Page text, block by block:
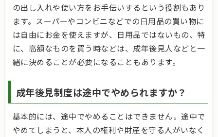
の出し入れや使い方をお手伝いするという役割もあり
ます。スーパーやコンビニなどでの日用品の買い物に
は自由にお金を使えますが、日用品ではないもの、特
に、高額なものを買う時などは、成年後見人などと一
緒に決めることが必要になることもあります。
成年後見制度は途中でやめられますか？
基本的には、途中でやめることはできません。途中で
やめてしまうと、本人の権利や財産を守る人がいなく